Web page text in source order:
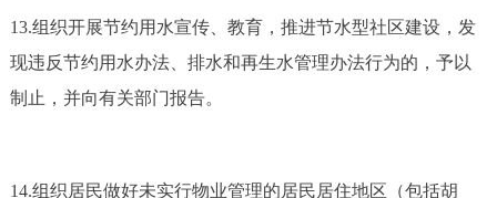
13.组织开展节约用水宣传、教育，推进节水型社区建设，发
现违反节约用水办法、排水和再生水管理办法行为的，予以
制止，并向有关部门报告。
14.组织居民做好未实行物业管理的居民居住地区（包括胡